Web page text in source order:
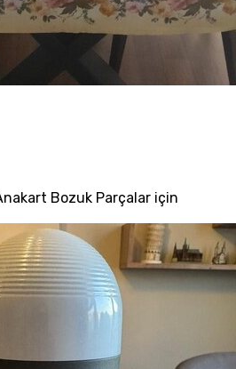
Bozuk Parçalar için